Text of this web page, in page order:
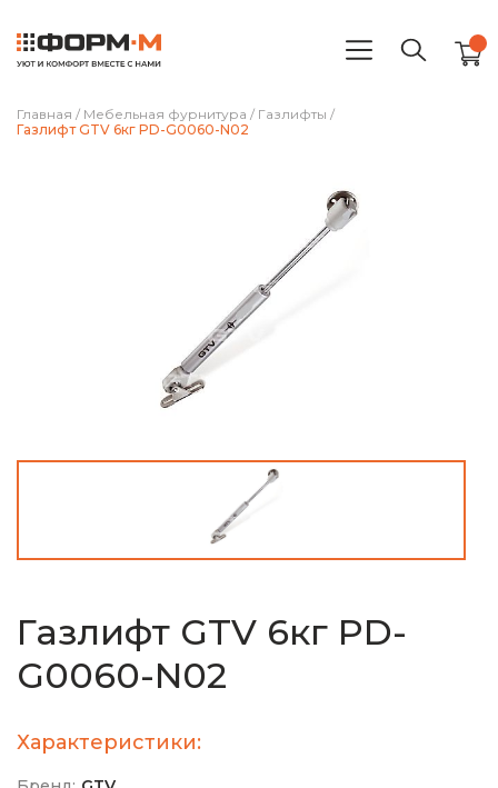
Главная / Мебельная фурнитура / Газлифты /
Газлифт GTV 6кг PD-G0060-N02
Газлифт GTV 6кг PD-
G0060-N02
Характеристики: